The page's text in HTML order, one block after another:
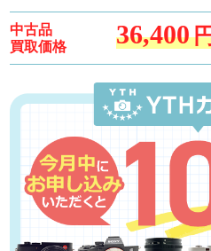
中古品
買取価格
36,400